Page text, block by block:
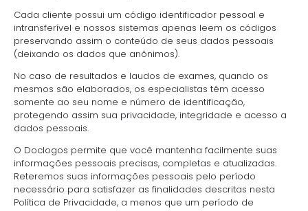
Cada cliente possui um código identificador pessoal e
intransferível e nossos sistemas apenas leem os códigos
preservando assim o conteúdo de seus dados pessoais
(deixando os dados que anônimos).
No caso de resultados e laudos de exames, quando os
mesmos são elaborados, os especialistas têm acesso
somente ao seu nome e número de identificação,
protegendo assim sua privacidade, integridade e acesso a
dados pessoais.
O Doclogos permite que você mantenha facilmente suas
informações pessoais precisas, completas e atualizadas.
Reteremos suas informações pessoais pelo período
necessário para satisfazer as finalidades descritas nesta
Política de Privacidade, a menos que um período de